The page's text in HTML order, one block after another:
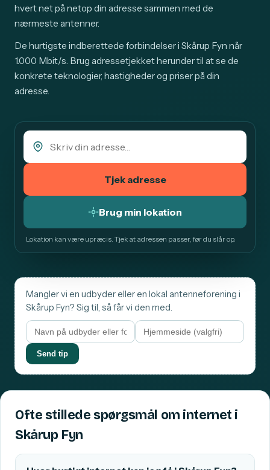
hvert net på netop din adresse sammen med de
nærmeste antenner.
De hurtigste indberettede forbindelser i Skårup Fyn når
1.000 Mbit/s. Brug adressetjekket herunder til at se de
konkrete teknologier, hastigheder og priser på din
adresse.
Tjek adresse
Brug min lokation
Lokation kan være upræcis. Tjek at adressen passer, før du slår op.
Mangler vi en udbyder eller en lokal antenneforening i
Skårup Fyn? Sig til, så får vi den med.
Send tip
Ofte stillede spørgsmål om internet i
Skårup Fyn